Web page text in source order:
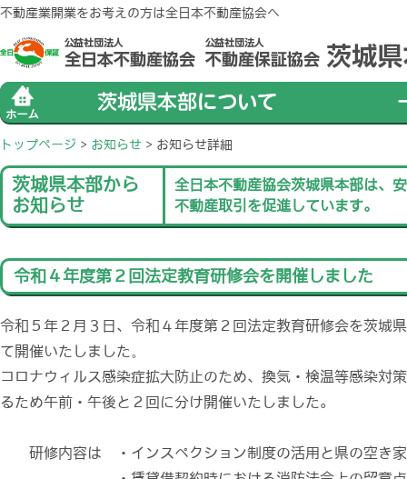
不動産業開業をお考えの方は全日本不動産協会へ
トップページ > お知らせ > お知らせ詳細
茨城県本部から
お知らせ
全日本不動産協会茨城県本部は、
不動産取引を促進しています。
令和４年度第２回法定教育研修会を開催しました
令和５年２月３日、令和４年度第２回法定教育研修会を茨城
て開催いたしました 。
コロナウィルス感染症拡大防止のため、換気・検温等感染対
るため午前・午後と２回に分け開催いたしました。
研修内容は ・インスペクション制度の活用と県の空き家